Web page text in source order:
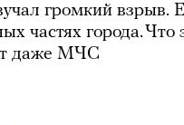
громкий взрыв.
частях города. Что
даже МЧС